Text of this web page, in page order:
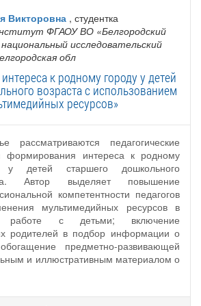
Викторовна , студентка
ФГАОУ ВО «Белгородский
исследовательский
обл
к родному городу у детей
возраста с использованием
ресурсов»
рассматриваются педагогические
формирования интереса к родному
у детей старшего дошкольного
Автор выделяет повышение
компетентности педагогов
мультимедийных ресурсов в
работе с детьми; включение
родителей в подбор информации о
предметно-развивающей
и иллюстративным материалом о